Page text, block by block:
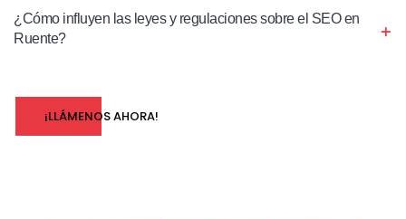
¿Cómo influyen las leyes y regulaciones sobre el SEO en
Ruente?
¡LLÁMENOS AHORA!